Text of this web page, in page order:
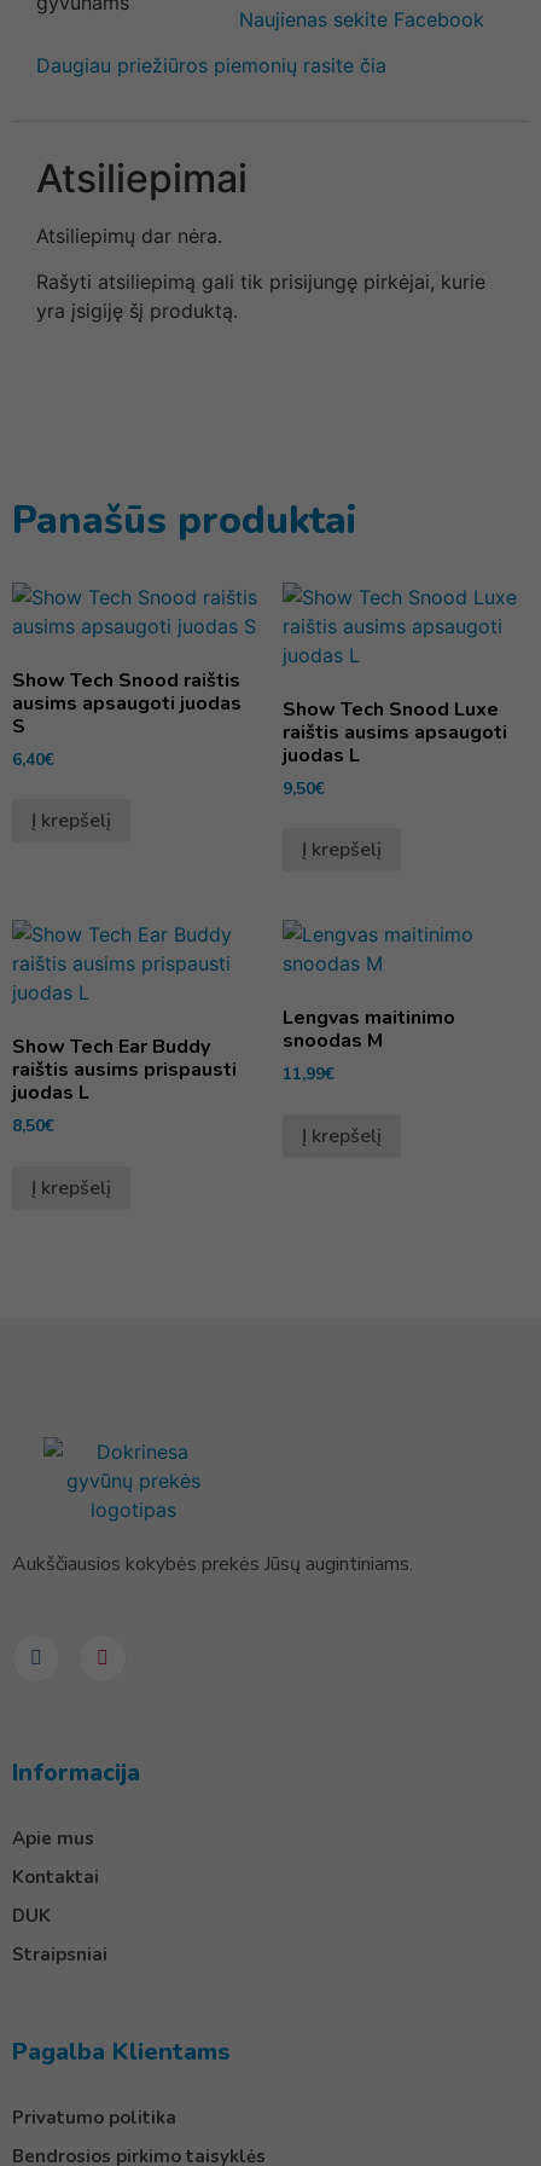
Naujienas sekite Facebook
Daugiau priežiūros piemonių rasite čia
Atsiliepimai
Atsiliepimų dar nėra.
Rašyti atsiliepimą gali tik prisijungę pirkėjai, kurie
yra įsigiję šį produktą.
Panašūs produktai
Show Tech Snood raištis
ausims apsaugoti juodas
S
6,40€
Į krepšelį
Show Tech Snood Luxe
raištis ausims apsaugoti
juodas L
9,50€
Į krepšelį
Show Tech Ear Buddy
raištis ausims prispausti
juodas L
8,50€
Į krepšelį
Lengvas maitinimo
snoodas M
11,99€
Į krepšelį
Aukščiausios kokybės prekės Jūsų augintiniams.
Informacija
Apie mus
Kontaktai
DUK
Straipsniai
Pagalba Klientams
Privatumo politika
Bendrosios pirkimo taisyklės